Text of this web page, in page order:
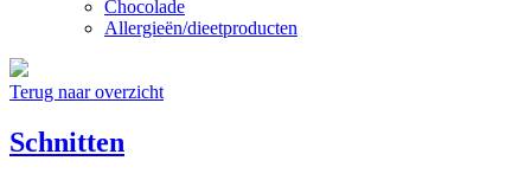
Chocolade
Allergieën/dieetproducten
Terug naar overzicht
Schnitten